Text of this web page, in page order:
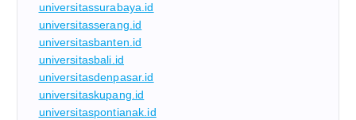
universitassurabaya.id
universitasserang.id
universitasbanten.id
universitasbali.id
universitasdenpasar.id
universitaskupang.id
universitaspontianak.id